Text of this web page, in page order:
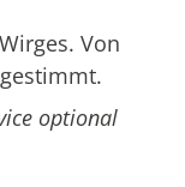
Von
optional